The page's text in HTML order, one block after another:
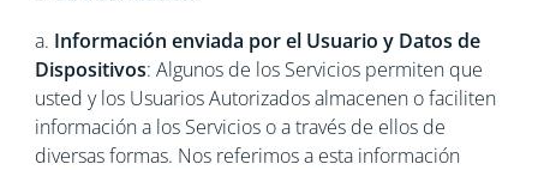
a. Información enviada por el Usuario y Datos de
Dispositivos: Algunos de los Servicios permiten que
usted y los Usuarios Autorizados almacenen o faciliten
información a los Servicios o a través de ellos de
diversas formas. Nos referimos a esta información